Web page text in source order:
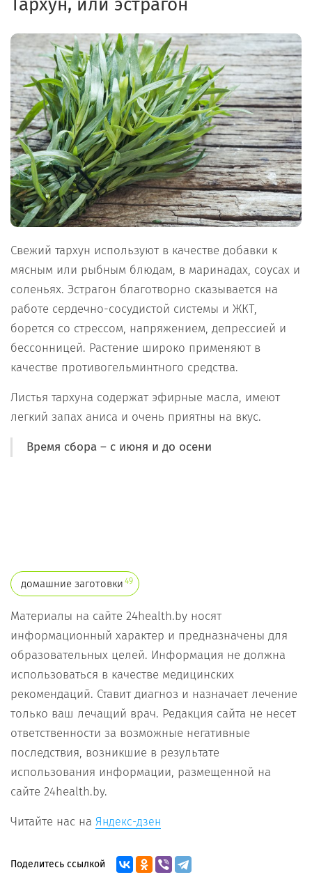
Тархун, или эстрагон
Свежий тархун используют в качестве добавки к
мясным или рыбным блюдам, в маринадах, соусах и
соленьях. Эстрагон благотворно сказывается на
работе сердечно-сосудистой системы и ЖКТ,
борется со стрессом, напряжением, депрессией и
бессонницей. Растение широко применяют в
качестве противогельминтного средства.
Листья тархуна содержат эфирные масла, имеют
легкий запах аниса и очень приятны на вкус.
Время сбора – с июня и до осени
домашние заготовки 49
Материалы на сайте 24health.by носят
информационный характер и предназначены для
образовательных целей. Информация не должна
использоваться в качестве медицинских
рекомендаций. Ставит диагноз и назначает лечение
только ваш лечащий врач. Редакция сайта не несет
ответственности за возможные негативные
последствия, возникшие в результате
использования информации, размещенной на
сайте 24health.by.
Читайте нас на Яндекс-дзен
Поделитесь ссылкой